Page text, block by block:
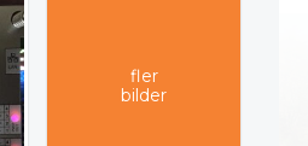
fler
bilder